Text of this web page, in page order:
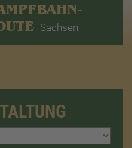
Sachsen